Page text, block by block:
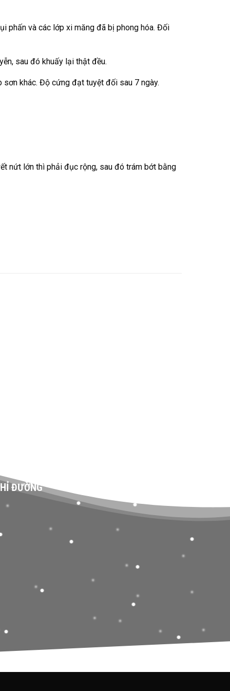
phấn và các lớp xi măng đã bị phong hóa. Đối
sau đó khuấy lại thật đều.
khác. Độ cứng đạt tuyệt đối sau 7 ngày.
nứt lớn thì phải đục rộng, sau đó trám bớt bằng
ĐƯỜNG